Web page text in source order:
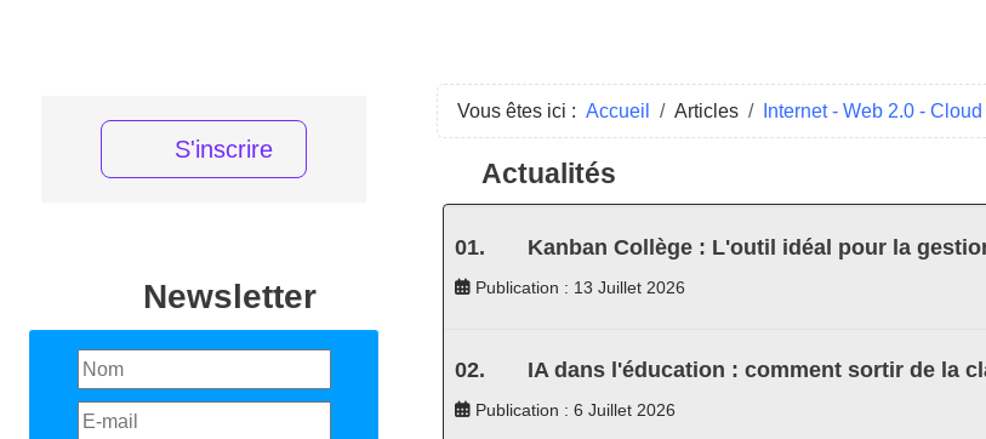
S'inscrire
Newsletter
Vous êtes ici : Accueil Articles Internet - Web 2.0 - Cloud
Actualités
Kanban Collège : L'outil idéal pour la
Publication : 13 Juillet 2026
IA dans l'éducation : comment sortir de la
Publication : 6 Juillet 2026